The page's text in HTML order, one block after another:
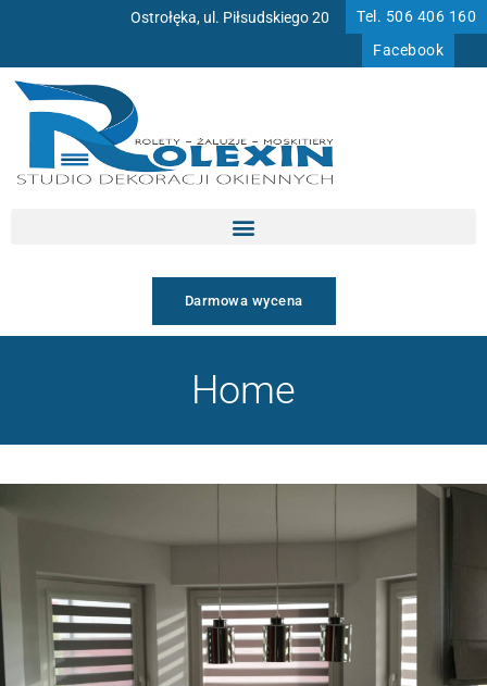
treści
Ostrołęka, ul. Piłsudskiego 20
Tel. 506 406 160
Facebook
Darmowa wycena
Home